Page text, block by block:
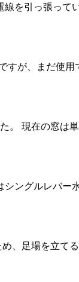
を引っ張って
すが、まだ使
。 現在の窓は
ングルレバー
、足場を立て